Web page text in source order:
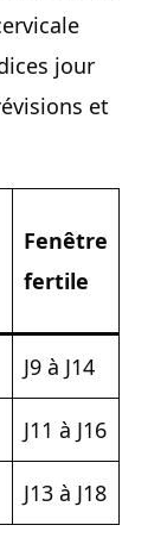
jour
et
Fenêtre
fertile
J9 à J14
J11 à J16
J13 à J18